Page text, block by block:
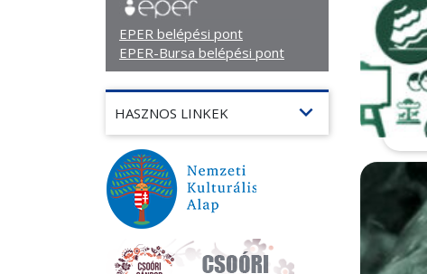
EPER belépési pont
EPER-Bursa belépési pont
HASZNOS LINKEK expand_more